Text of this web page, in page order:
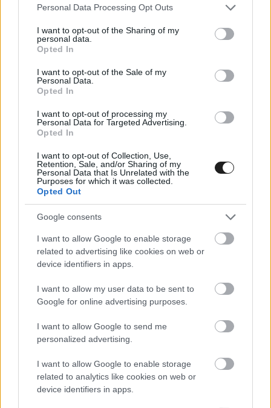
Please note that this website/app uses one or more Google
not limited to your visit or usage behaviour. You may click to
grant or deny consent to Google and its third-party tags to
use your data for below specified purposes in below Google
consent section.
Personal Data Processing Opt Outs
I want to opt-out of the Sharing of my
personal data.
Opted In
I want to opt-out of the Sale of my
Personal Data.
Opted In
I want to opt-out of processing my
Personal Data for Targeted Advertising.
Opted In
I want to opt-out of Collection, Use,
Retention, Sale, and/or Sharing of my
Personal Data that Is Unrelated with the
Purposes for which it was collected.
Opted Out
Google consents
I want to allow Google to enable storage
related to advertising like cookies on web or
device identifiers in apps.
I want to allow my user data to be sent to
Google for online advertising purposes.
I want to allow Google to send me
personalized advertising.
I want to allow Google to enable storage
related to analytics like cookies on web or
device identifiers in apps.
A Róma Rally nem hivatalos végeredménye
Škoda Fabia RS Rally2, 1:58:02.5
2. Teemu Suninen, Antti Haapala (finnek), Škoda
Fabia RS Rally2, +13.8
3. Bostjan Avbelj, Elia De Guio (olaszok), Škoda
Fabia RS Rally2, +14.3
4. Giandomenico Basso, Lorenzo Granai
(olaszok), Škoda Fabia RS Rally2, +17.5
5. Yoann Bonato, Benjamin Boulloud (franciák),